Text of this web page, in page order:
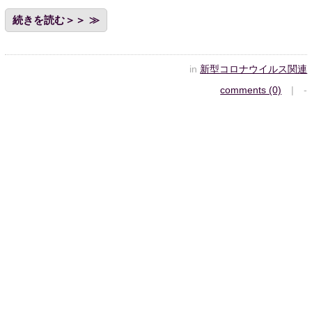
続きを読む＞＞
in 新型コロナウイルス関連
comments (0) | -